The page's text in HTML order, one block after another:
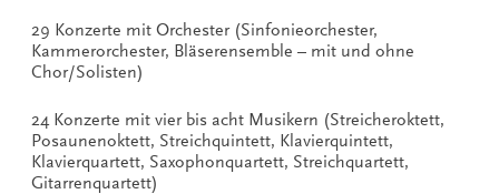
29 Konzerte mit Orchester (Sinfonieorchester,
Kammerorchester, Bläserensemble – mit und ohne
Chor/Solisten)
24 Konzerte mit vier bis acht Musikern (Streicheroktett,
Posaunenoktett, Streichquintett, Klavierquintett,
Klavierquartett, Saxophonquartett, Streichquartett,
Gitarrenquartett)